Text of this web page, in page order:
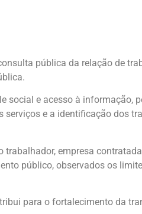
pública da relação de
e acesso à informação,
e a identificação dos
empresa
público, observados os
para o fortalecimento da